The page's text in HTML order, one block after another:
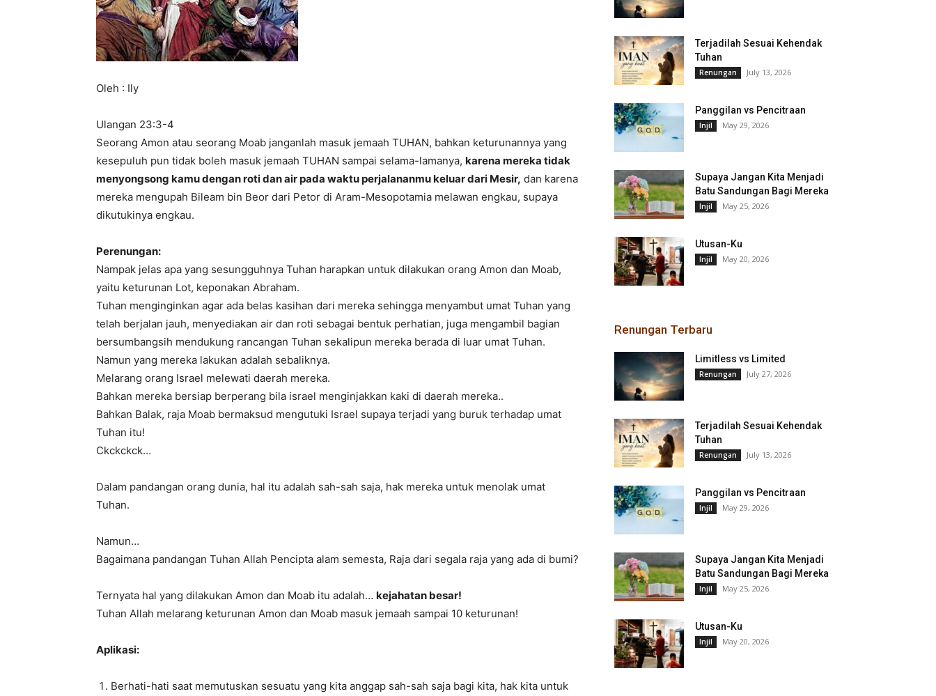
Oleh : Ily
Ulangan 23:3-4
Seorang Amon atau seorang Moab janganlah masuk jemaah TUHAN, bahkan keturunannya yang
kesepuluh pun tidak boleh masuk jemaah TUHAN sampai selama-lamanya, karena mereka tidak
menyongsong kamu dengan roti dan air pada waktu perjalananmu keluar dari Mesir, dan karena
mereka mengupah Bileam bin Beor dari Petor di Aram-Mesopotamia melawan engkau, supaya
dikutukinya engkau.
Perenungan:
Nampak jelas apa yang sesungguhnya Tuhan harapkan untuk dilakukan orang Amon dan Moab,
yaitu keturunan Lot, keponakan Abraham.
Tuhan menginginkan agar ada belas kasihan dari mereka sehingga menyambut umat Tuhan yang
telah berjalan jauh, menyediakan air dan roti sebagai bentuk perhatian, juga mengambil bagian
bersumbangsih mendukung rancangan Tuhan sekalipun mereka berada di luar umat Tuhan.
Namun yang mereka lakukan adalah sebaliknya.
Melarang orang Israel melewati daerah mereka.
Bahkan mereka bersiap berperang bila israel menginjakkan kaki di daerah mereka..
Bahkan Balak, raja Moab bermaksud mengutuki Israel supaya terjadi yang buruk terhadap umat
Tuhan itu!
Ckckckck…
Dalam pandangan orang dunia, hal itu adalah sah-sah saja, hak mereka untuk menolak umat
Tuhan.
Namun…
Bagaimana pandangan Tuhan Allah Pencipta alam semesta, Raja dari segala raja yang ada di bumi?
Ternyata hal yang dilakukan Amon dan Moab itu adalah… kejahatan besar!
Tuhan Allah melarang keturunan Amon dan Moab masuk jemaah sampai 10 keturunan!
Aplikasi:
Berhati-hati saat memutuskan sesuatu yang kita anggap sah-sah saja bagi kita, hak kita untuk
Terjadilah Sesuai Kehendak
Tuhan
Renungan July 13, 2026
Panggilan vs Pencitraan
Injil May 29, 2026
Supaya Jangan Kita Menjadi
Batu Sandungan Bagi Mereka
Injil May 25, 2026
Utusan-Ku
Injil May 20, 2026
Renungan Terbaru
Limitless vs Limited
Renungan July 27, 2026
Terjadilah Sesuai Kehendak
Tuhan
Renungan July 13, 2026
Panggilan vs Pencitraan
Injil May 29, 2026
Supaya Jangan Kita Menjadi
Batu Sandungan Bagi Mereka
Injil May 25, 2026
Utusan-Ku
Injil May 20, 2026